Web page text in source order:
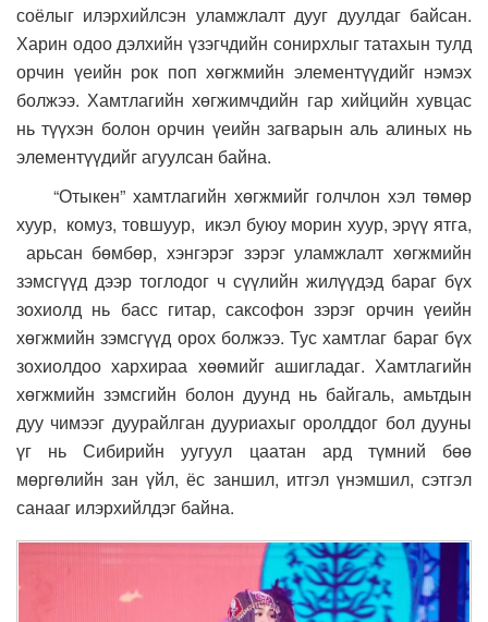
соёлыг илэрхийлсэн уламжлалт дууг дуулдаг байсан.
Харин одоо дэлхийн үзэгчдийн сонирхлыг татахын тулд
орчин үеийн рок поп хөгжмийн элементүүдийг нэмэх
болжээ. Хамтлагийн хөгжимчдийн гар хийцийн хувцас
нь түүхэн болон орчин үеийн загварын аль алиных нь
элементүүдийг агуулсан байна.
“Отыкен” хамтлагийн хөгжмийг голчлон хэл төмөр
хуур, комуз, товшуур, икэл буюу морин хуур, эрүү ятга,
арьсан бөмбөр, хэнгэрэг зэрэг уламжлалт хөгжмийн
зэмсгүүд дээр тоглодог ч сүүлийн жилүүдэд бараг бүх
зохиолд нь басс гитар, саксофон зэрэг орчин үеийн
хөгжмийн зэмсгүүд орох болжээ. Тус хамтлаг бараг бүх
зохиолдоо хархираа хөөмийг ашигладаг. Хамтлагийн
хөгжмийн зэмсгийн болон дуунд нь байгаль, амьтдын
дуу чимээг дуурайлган дууриахыг оролддог бол дууны
үг нь Сибирийн уугуул цаатан ард түмний бөө
мөргөлийн зан үйл, ёс заншил, итгэл үнэмшил, сэтгэл
санааг илэрхийлдэг байна.